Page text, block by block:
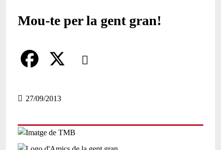
Mou-te per la gent gran!
Comparteix
a
e
27/09/2013